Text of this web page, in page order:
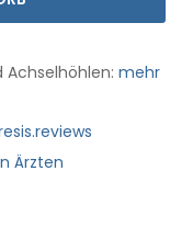
Achselhöhlen: mehr
Ärzten